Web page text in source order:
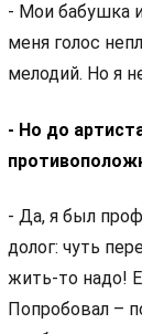
- Мои бабушка
меня голос
мелодий. Но я
- Но до
- Да, я был
долог: чуть
жить-то надо!
Попробовал –